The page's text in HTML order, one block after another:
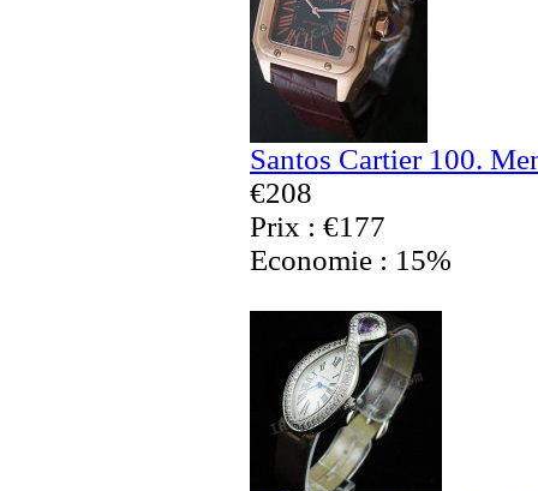
Santos Cartier 100.
€208
Prix : €177
Economie : 15%